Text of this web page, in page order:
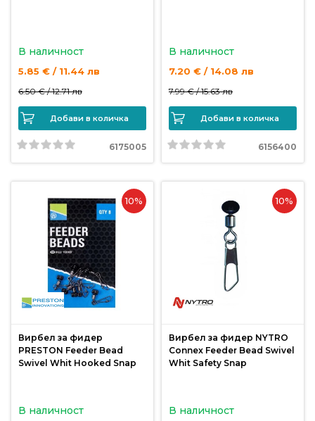
Въдици
Аксесоари
за
риболов
Влакна
риболов
за
Дрехи
В наличност
5.85 € / 11.44 лв
6.50 € /12.71 лв
Добави в количка
6175005
В наличност
7.20 € / 14.08 лв
7.99 € /15.63 лв
Добави в количка
6156400
10%
Вирбел за фидер
PRESTON Feeder Bead
Swivel Whit Hooked Snap
В наличност
10%
Вирбел за фидер NYTRO
Connex Feeder Bead Swivel
Whit Safety Snap
В наличност